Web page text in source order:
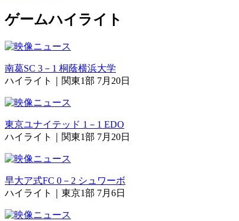
ゲームハイライト
南葛SC 3－1 桐蔭横浜大学
ハイライト｜関東1部 7月20日
東京ユナイテッド 1－1 EDO
ハイライト｜関東1部 7月20日
早大ア式FC 0－2 シュワーボ
ハイライト｜東京1部 7月6日